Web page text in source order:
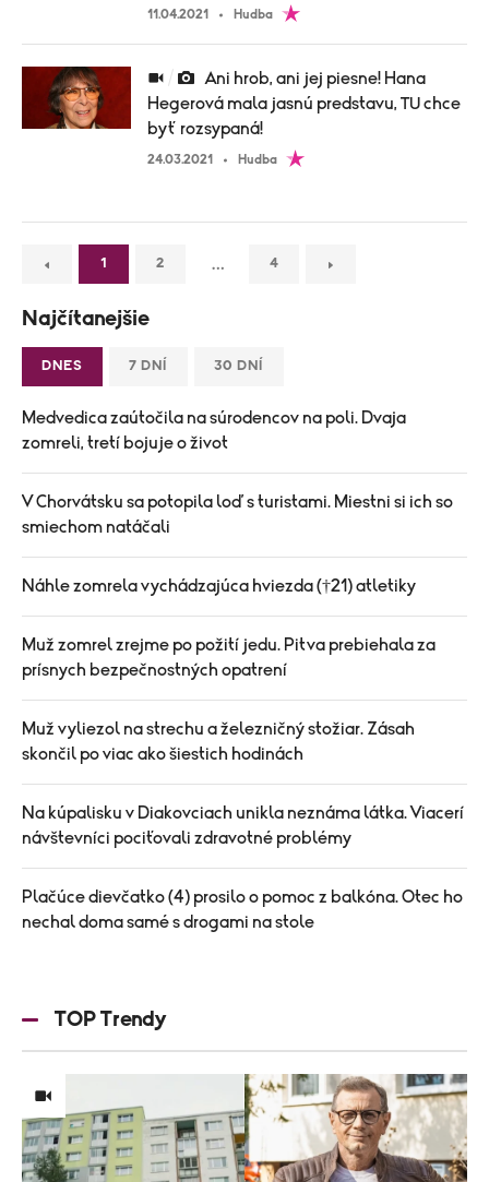
11.04.2021 Hudba
Hegerová mala jasnú predstavu, TU chce
byť rozsypaná!
24.03.2021 Hudba
1 2 … 4
Najčítanejšie
DNES 7 DNÍ 30 DNÍ
Medvedica zaútočila na súrodencov na poli. Dvaja
zomreli, tretí bojuje o život
V Chorvátsku sa potopila loď s turistami. Miestni si ich so
smiechom natáčali
Náhle zomrela vychádzajúca hviezda (†21) atletiky
Muž zomrel zrejme po požití jedu. Pitva prebiehala za
prísnych bezpečnostných opatrení
Muž vyliezol na strechu a železničný stožiar. Zásah
skončil po viac ako šiestich hodinách
Na kúpalisku v Diakovciach unikla neznáma látka. Viacerí
návštevníci pociťovali zdravotné problémy
Plačúce dievčatko (4) prosilo o pomoc z balkóna. Otec ho
nechal doma samé s drogami na stole
TOP Trendy